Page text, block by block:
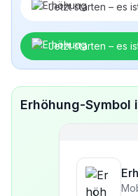
Jetzt starten – es
Jetzt starten – es
Erhöhung-Symbol